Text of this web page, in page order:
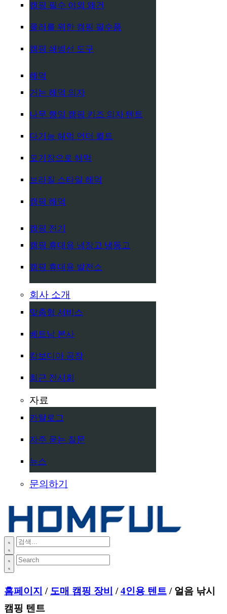
캠핑 필수 야외 왜건
쿨러를 위한 캠핑 필수품
캠핑 쇄빙선 도구
해먹
거는 해먹 의자
나무 행잉 캠핑 키즈 의자 텐트
다기능 해먹 언더 퀼트
모기장으로 해먹
브라질 스타일 해먹
캠핑 해먹
캠핑 전기
캠핑 휴대용 냉장고 냉동고
캠핑 휴대용 발전소
회사 소개
맞춤형 서비스
베트남 본사
캄보디아 공장
최근 전시회
자료
카탈로그
자주 묻는 질문
뉴스
문의하기
홈페이지 / 도매 캠핑 장비 /4인용 텐트 / 얼음 낚시
캠핑 텐트